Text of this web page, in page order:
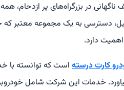
در بزرگراه‌های پر ازدحام،
دلیل، دسترسی به یک مجموعه معتبر
دارد.
کارت درسته است که توانسته با
خدمات این شرکت شامل